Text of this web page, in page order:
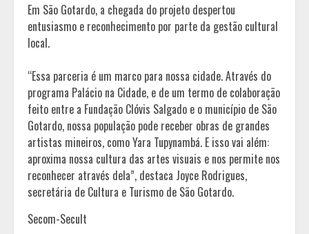
Em São Gotardo, a chegada do projeto despertou
entusiasmo e reconhecimento por parte da gestão cultural
local.
“Essa parceria é um marco para nossa cidade. Através do
programa Palácio na Cidade, e de um termo de colaboração
feito entre a Fundação Clóvis Salgado e o município de São
Gotardo, nossa população pode receber obras de grandes
artistas mineiros, como Yara Tupynambá. E isso vai além:
aproxima nossa cultura das artes visuais e nos permite nos
reconhecer através dela”, destaca Joyce Rodrigues,
secretária de Cultura e Turismo de São Gotardo.
Secom-Secult